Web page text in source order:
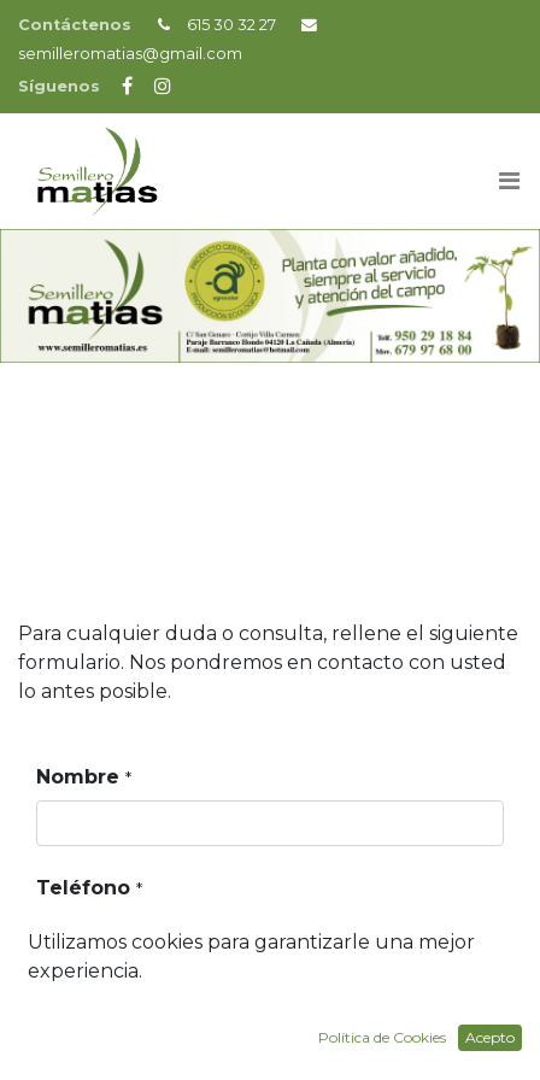
Contáctenos
615 30 32 27
semilleromatias@gmail.com
Síguenos
Para cualquier duda o consulta, rellene el siguiente
formulario. Nos pondremos en contacto con usted
lo antes posible.
Nombre *
Teléfono *
Utilizamos cookies para garantizarle una mejor
experiencia.
Política de Cookies Acepto